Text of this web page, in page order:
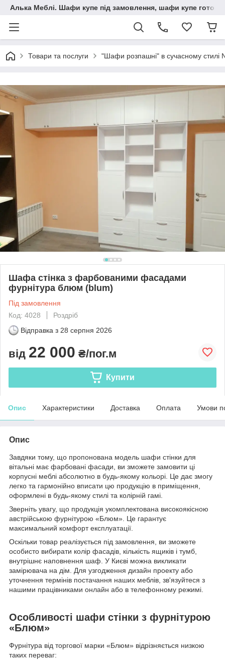
Алька Меблі. Шафи купе під замовлення, шафи купе готові,
Товари та послуги "Шафи розпашні" в сучасному стилі
Шафа стінка з фарбованими фасадами
фурнітура блюм (blum)
Під замовлення
Код: 4028
Роздріб
Відправка з 28 серпня 2026
від 22 000 ₴/пог.м
Купити
Опис Характеристики Доставка Оплата Умови
Опис
Завдяки тому, що пропонована модель шафи стінки для
вітальні має фарбовані фасади, ви зможете замовити ці
корпусні меблі абсолютно в будь-якому кольорі. Це дає змогу
легко та гармонійно вписати цю продукцію в приміщення,
оформлені в будь-якому стилі та колірній гамі.
Зверніть увагу, що продукція укомплектована високоякісною
австрійською фурнітурою «Блюм». Це гарантує
максимальний комфорт експлуатації.
Оскільки товар реалізується під замовлення, ви зможете
особисто вибирати колір фасадів, кількість ящиків і тумб,
внутрішнє наповнення шаф. У Києві можна викликати
замірювача на дім. Для узгодження дизайн проекту або
уточнення термінів постачання наших меблів, зв'язуйтеся з
нашими працівниками онлайн або в телефонному режимі.
Особливості шафи стінки з фурнітурою
«Блюм»
Фурнітура від торгової марки «Блюм» відрізняється низкою
таких переваг: